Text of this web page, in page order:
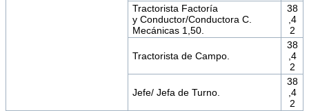
Tractorista Factoría
y Conductor/Conductora C.
Mecánicas 1,50.
38
,4
2
Tractorista de Campo.
38
,4
2
Jefe/ Jefa de Turno.
38
,4
2